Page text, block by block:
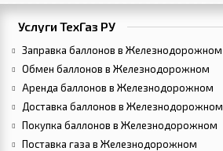
Услуги ТехГаз РУ
Заправка баллонов в Железнодорожном
Обмен баллонов в Железнодорожном
Аренда баллонов в Железнодорожном
Доставка баллонов в Железнодорожном
Покупка баллонов в Железнодорожном
Поставка газа в Железнодорожном